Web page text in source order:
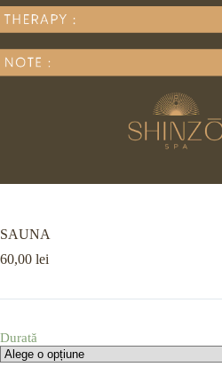
SAUNA
60,00 lei
Durată